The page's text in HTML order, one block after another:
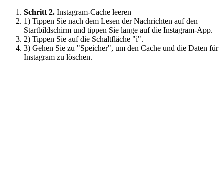
Schritt 2. Instagram-Cache leeren
1) Tippen Sie nach dem Lesen der Nachrichten auf den
Startbildschirm und tippen Sie lange auf die Instagram-App.
2) Tippen Sie auf die Schaltfläche "i".
3) Gehen Sie zu "Speicher", um den Cache und die Daten für
Instagram zu löschen.